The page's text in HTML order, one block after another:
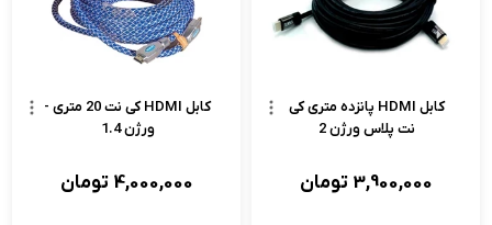
کابل HDMI پانزده متری کی
نت پلاس ورژن 2
3,900,000 تومان
کابل HDMI کی نت 20 متری -
ورژن 1.4
4,000,000 تومان